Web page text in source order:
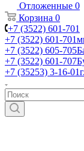
Отложенные 0
Корзина 0
+7 (3522) 601-701
+7 (3522) 601-701
+7 (3522) 605-705
+7 (3522) 601-707
+7 (35253) 3-16-01